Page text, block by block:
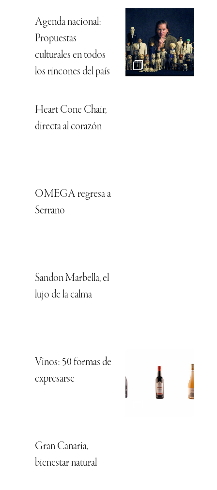
Agenda nacional:
Propuestas
culturales en todos
los rincones del país
Heart Cone Chair,
directa al corazón
OMEGA regresa a
Serrano
Sandon Marbella, el
lujo de la calma
Vinos: 50 formas de
expresarse
Gran Canaria,
bienestar natural